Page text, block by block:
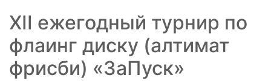
XII ежегодный турнир по
флаинг диску (алтимат
фрисби) «ЗаПуск»